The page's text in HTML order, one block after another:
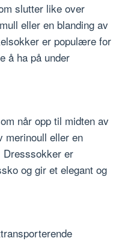
slutter like over
eller en blanding av
er populære for
å ha på under
når opp til midten av
merinoull eller en
Dresssokker er
og gir et elegant og